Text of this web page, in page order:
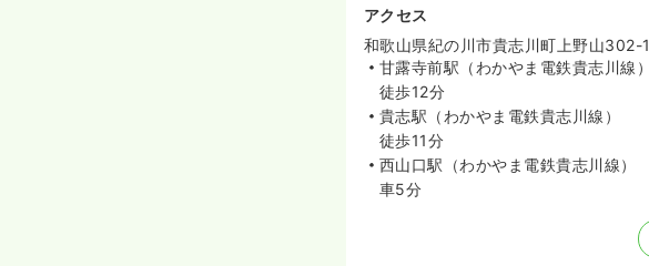
アクセス
和歌山県紀の川市貴志川町上野山302-1
甘露寺前駅（わかやま電鉄貴志川線）
徒歩12分
貴志駅（わかやま電鉄貴志川線）
徒歩11分
西山口駅（わかやま電鉄貴志川線）
車5分